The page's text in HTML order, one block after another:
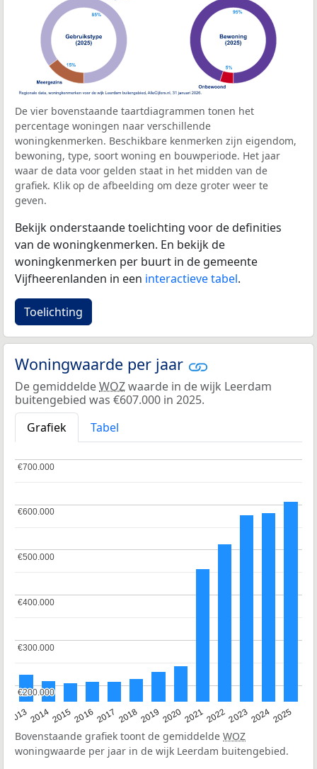
De vier bovenstaande taartdiagrammen tonen het
percentage woningen naar verschillende
woningkenmerken. Beschikbare kenmerken zijn eigendom,
bewoning, type, soort woning en bouwperiode. Het jaar
waar de data voor gelden staat in het midden van de
grafiek. Klik op de afbeelding om deze groter weer te
geven.
Bekijk onderstaande toelichting voor de definities
van de woningkenmerken. En bekijk de
woningkenmerken per buurt in de gemeente
Vijfheerenlanden in een interactieve tabel.
Toelichting
Woningwaarde per jaar
De gemiddeldeWOZwaarde in de wijk Leerdam
buitengebied was €607.000 in 2025.
Grafiek
Tabel
20132014201520162017 20182019 202020212022202320242025
€200.000
€200.000
€300.000
€300.000
€400.000
€400.000
€500.000
€500.000
€600.000
€600.000
€700.000
€700.000
Bovenstaande grafiek toont de gemiddelde WOZ
woningwaarde per jaar in de wijk Leerdam buitengebied.